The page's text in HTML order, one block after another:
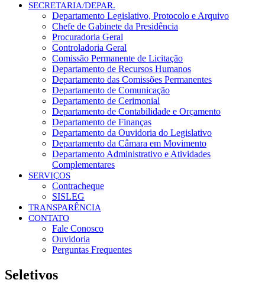
SECRETARIA/DEPAR.
Departamento Legislativo, Protocolo e Arquivo
Chefe de Gabinete da Presidência
Procuradoria Geral
Controladoria Geral
Comissão Permanente de Licitação
Departamento de Recursos Humanos
Departamento das Comissões Permanentes
Departamento de Comunicação
Departamento de Cerimonial
Departamento de Contabilidade e Orçamento
Departamento de Finanças
Departamento da Ouvidoria do Legislativo
Departamento da Câmara em Movimento
Departamento Administrativo e Atividades
Complementares
SERVIÇOS
Contracheque
SISLEG
TRANSPARÊNCIA
CONTATO
Fale Conosco
Ouvidoria
Perguntas Frequentes
Seletivos